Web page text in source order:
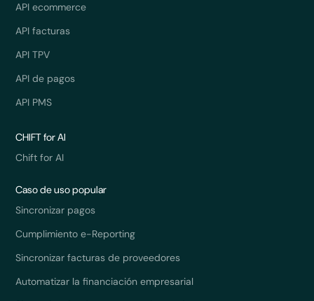
API ecommerce
API facturas
API TPV
API de pagos
API PMS
CHIFT for AI
Chift for AI
Caso de uso popular
Sincronizar pagos
Cumplimiento e-Reporting
Sincronizar facturas de proveedores
Automatizar la financiación empresarial